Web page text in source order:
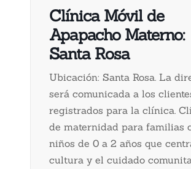
Clínica Móvil de
Apapacho Materno:
Santa Rosa
Ubicación: Santa Rosa. La
será comunicada a los
registrados para la clínica.
de maternidad para familias
niños de 0 a 2 años que
cultura y el cuidado